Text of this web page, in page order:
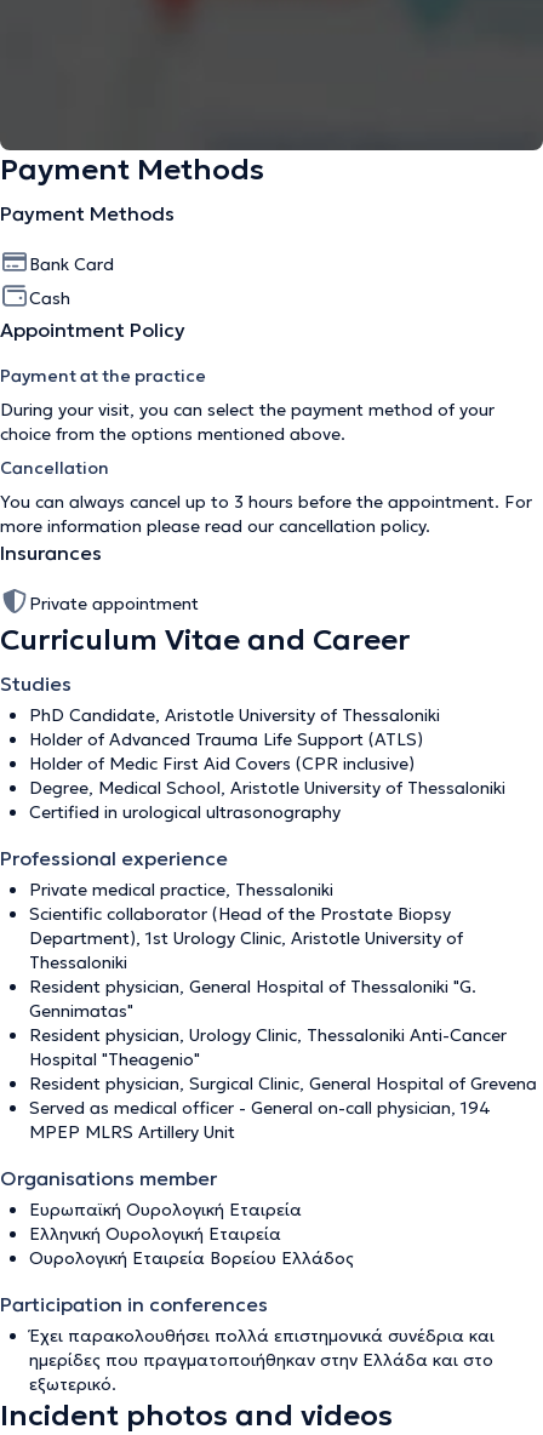
Payment Methods
Payment Methods
Bank Card
Cash
Appointment Policy
Payment at the practice
During your visit, you can select the payment method of your
choice from the options mentioned above.
Cancellation
You can always cancel up to 3 hours before the appointment. For
more information please read our cancellation policy.
Insurances
Private appointment
Curriculum Vitae and Career
Studies
PhD Candidate, Aristotle University of Thessaloniki
Holder of Advanced Trauma Life Support (ATLS)
Holder of Medic First Aid Covers (CPR inclusive)
Degree, Medical School, Aristotle University of Thessaloniki
Certified in urological ultrasonography
Professional experience
Private medical practice, Thessaloniki
Scientific collaborator (Head of the Prostate Biopsy
Department), 1st Urology Clinic, Aristotle University of
Thessaloniki
Resident physician, General Hospital of Thessaloniki "G.
Gennimatas"
Resident physician, Urology Clinic, Thessaloniki Anti-Cancer
Hospital "Theagenio"
Resident physician, Surgical Clinic, General Hospital of Grevena
Served as medical officer - General on-call physician, 194
MPEP MLRS Artillery Unit
Organisations member
Ευρωπαϊκή Ουρολογική Εταιρεία
Ελληνική Ουρολογική Εταιρεία
Ουρολογική Εταιρεία Βορείου Ελλάδος
Participation in conferences
Έχει παρακολουθήσει πολλά επιστημονικά συνέδρια και
ημερίδες που πραγματοποιήθηκαν στην Ελλάδα και στο
εξωτερικό.
Incident photos and videos